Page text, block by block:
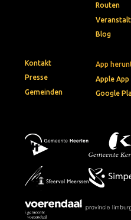
App
Apple
Google
Routen
Blog
Kontakt
Presse
Gemeinden